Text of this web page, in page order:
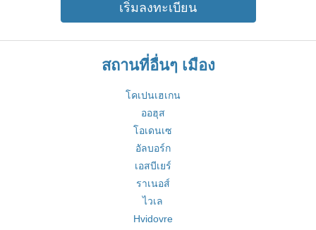
เริ่มลงทะเบียน
สถานที่อื่นๆ เมือง
โคเปนเฮเกน
ออฮุส
โอเดนเซ
อัลบอร์ก
เอสบีเยร์
ราเนอส์
ไวเล
Hvidovre